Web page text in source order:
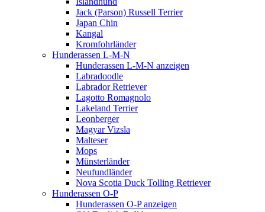
Jack (Parson) Russell Terrier
Japan Chin
Kangal
Kromfohrländer
Hunderassen L-M-N
Hunderassen L-M-N anzeigen
Labradoodle
Labrador Retriever
Lagotto Romagnolo
Lakeland Terrier
Leonberger
Magyar Vizsla
Malteser
Mops
Münsterländer
Neufundländer
Nova Scotia Duck Tolling Retriever
Hunderassen O-P
Hunderassen O-P anzeigen